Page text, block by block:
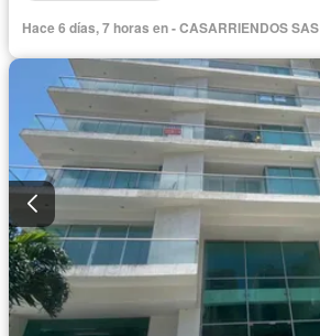
Hace 6 días, 7 horas en - CASARRIENDOS SAS